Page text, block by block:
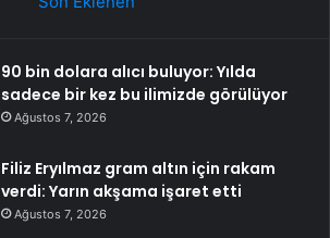
90 bin dolara alıcı buluyor: Yılda
sadece bir kez bu ilimizde görülüyor
Ağustos 7, 2026
Filiz Eryılmaz gram altın için rakam
verdi: Yarın akşama işaret etti
Ağustos 7, 2026